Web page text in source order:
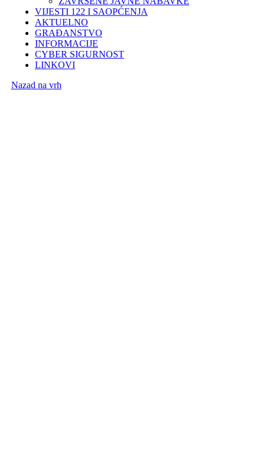
VIJESTI 122 I SAOPĆENJA
AKTUELNO
GRAĐANSTVO
INFORMACIJE
CYBER SIGURNOST
LINKOVI
Nazad na vrh